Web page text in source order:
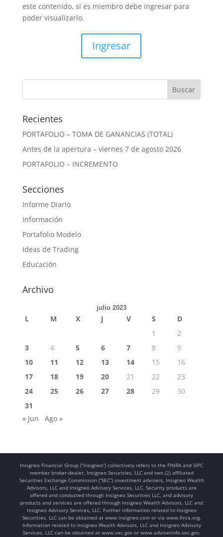
este contenido, si es miembro debe ingresar para
poder visualizarlo.
Ingresar
Recientes
PORTAFOLIO – TOMA DE GANANCIAS (TOTAL)
Antes de la apertura – viernes 7 de agosto 2026
PORTAFOLIO – INCREMENTO
Secciones
Informe Diario
Información
Portafolio Modelo
Ideas de Trading
Educación
Archivo
julio 2023
L M X J V S
D
1
2
3
4 5 6 7 8
9
10
11 12 13 14 15
16
17
18 19 20 21 22
23
24
25 26 27 28 29
30
31
« Jun
Ago »
Insigneo Financial Group (“Insigneo”) collectively refers to the FINRA and SIPC
member broker-dealer, Insigneo Securities, LLC and two (2) affiliated
Securities Exchange Commission (“SEC”) investment advisers, Insigneo Wealth
Advisors, LLC and Insigneo Advisory Services, LLC. Security products are
offered and conducted through Insigneo Securities LLC, and advisory
products and services are offered through Insigneo Wealth Advisors, LLC and
Insigneo Advisory Services, LLC. Further information related to Insigneo
Securities, LLC can be obtained at www.insigneo.com or via www.finra.org.
Information related to Insigneo Wealth Advisors, LLC and Insigneo Advisory
Services, LLC can be obtained at www.sec.gov or www.adviserinfo.sec.gov.